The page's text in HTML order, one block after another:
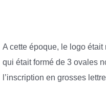
A cette époque, le logo
qui était formé de 3 ovales
l’inscription en grosses